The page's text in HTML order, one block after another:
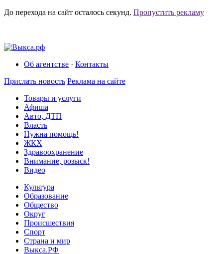
До перехода на сайт осталось секунд. Пропустить рекламу
Об агентстве · Контакты
Прислать новость Реклама на сайте
Товары и услуги
Афиша
Авто, ДТП
Власть
Нужна помощь!
ЖКХ
Здравоохранение
Внимание, розыск!
Видео
Культура
Образование
Общество
Округ
Происшествия
Спорт
Страна и мир
Выкса.РФ